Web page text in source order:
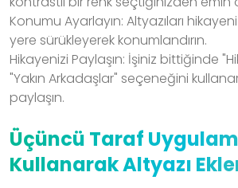
Konumu Ayarlayın: Altyazıları
yere sürükleyerek konumlandırın.
Hikayenizi Paylaşın: İşiniz bittiğinde
"Yakın Arkadaşlar" seçeneğini
paylaşın.
Üçüncü Taraf
Kullanarak Altyazı